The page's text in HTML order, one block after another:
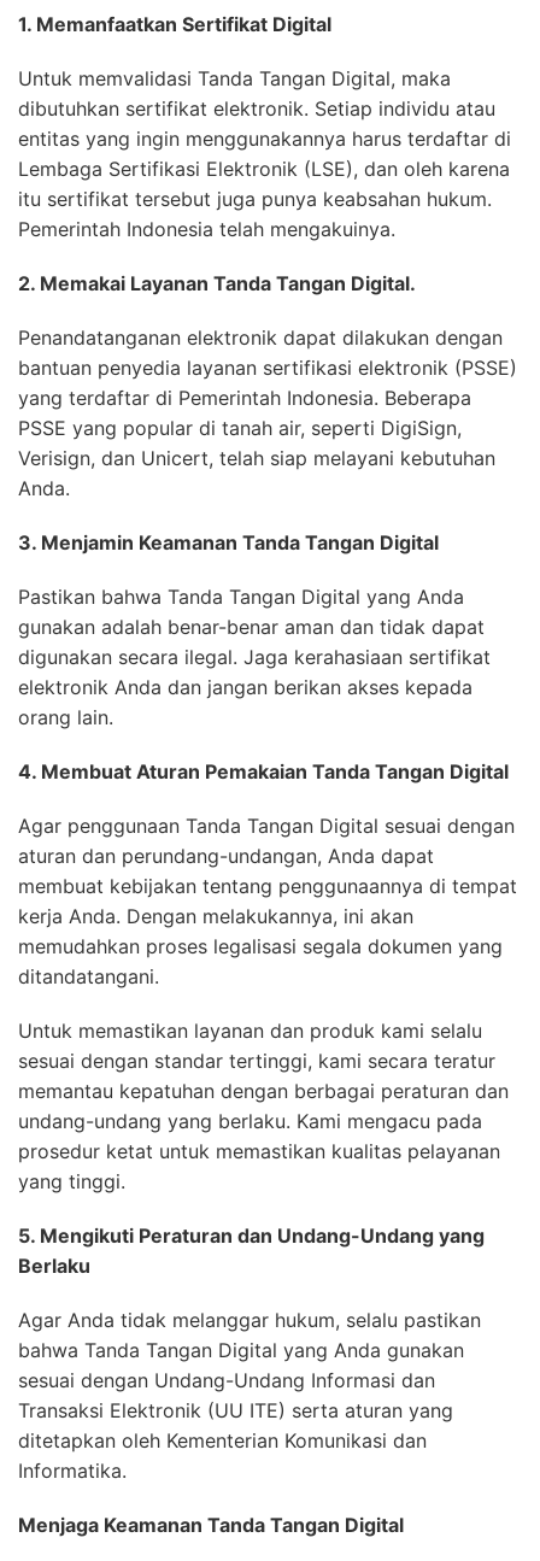
1. Memanfaatkan Sertifikat Digital
Untuk memvalidasi Tanda Tangan Digital, maka
dibutuhkan sertifikat elektronik. Setiap individu atau
entitas yang ingin menggunakannya harus terdaftar di
Lembaga Sertifikasi Elektronik (LSE), dan oleh karena
itu sertifikat tersebut juga punya keabsahan hukum.
Pemerintah Indonesia telah mengakuinya.
2. Memakai Layanan Tanda Tangan Digital.
Penandatanganan elektronik dapat dilakukan dengan
bantuan penyedia layanan sertifikasi elektronik (PSSE)
yang terdaftar di Pemerintah Indonesia. Beberapa
PSSE yang popular di tanah air, seperti DigiSign,
Verisign, dan Unicert, telah siap melayani kebutuhan
Anda.
3. Menjamin Keamanan Tanda Tangan Digital
Pastikan bahwa Tanda Tangan Digital yang Anda
gunakan adalah benar-benar aman dan tidak dapat
digunakan secara ilegal. Jaga kerahasiaan sertifikat
elektronik Anda dan jangan berikan akses kepada
orang lain.
4. Membuat Aturan Pemakaian Tanda Tangan Digital
Agar penggunaan Tanda Tangan Digital sesuai dengan
aturan dan perundang-undangan, Anda dapat
membuat kebijakan tentang penggunaannya di tempat
kerja Anda. Dengan melakukannya, ini akan
memudahkan proses legalisasi segala dokumen yang
ditandatangani.
Untuk memastikan layanan dan produk kami selalu
sesuai dengan standar tertinggi, kami secara teratur
memantau kepatuhan dengan berbagai peraturan dan
undang-undang yang berlaku. Kami mengacu pada
prosedur ketat untuk memastikan kualitas pelayanan
yang tinggi.
5. Mengikuti Peraturan dan Undang-Undang yang
Berlaku
Agar Anda tidak melanggar hukum, selalu pastikan
bahwa Tanda Tangan Digital yang Anda gunakan
sesuai dengan Undang-Undang Informasi dan
Transaksi Elektronik (UU ITE) serta aturan yang
ditetapkan oleh Kementerian Komunikasi dan
Informatika.
Menjaga Keamanan Tanda Tangan Digital